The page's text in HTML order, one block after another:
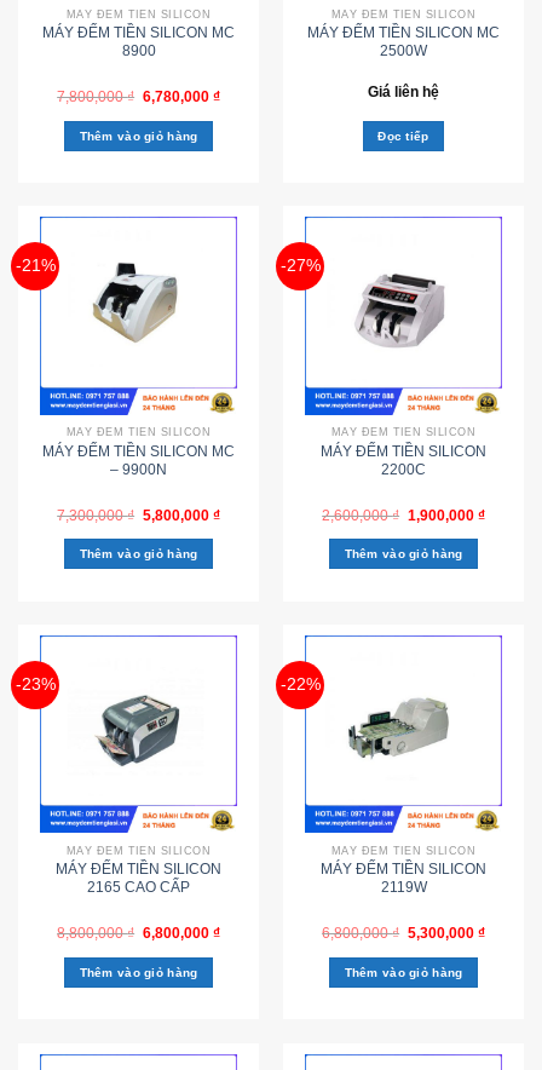
MÁY ĐẾM TIỀN SILICON
MÁY ĐẾM TIỀN SILICON MC
8900
7,800,000₫ 6,780,000 ₫
Thêm vào giỏ hàng
MÁY ĐẾM TIỀN SILICON
MÁY ĐẾM TIỀN SILICON MC
2500W
Giá liên hệ
Đọc tiếp
-21%
MÁY ĐẾM TIỀN SILICON
MÁY ĐẾM TIỀN SILICON MC
– 9900N
7,300,000₫ 5,800,000 ₫
Thêm vào giỏ hàng
-27%
MÁY ĐẾM TIỀN SILICON
MÁY ĐẾM TIỀN SILICON
2200C
2,600,000₫ 1,900,000 ₫
Thêm vào giỏ hàng
-23%
MÁY ĐẾM TIỀN SILICON
MÁY ĐẾM TIỀN SILICON
2165 CAO CẤP
8,800,000₫ 6,800,000 ₫
Thêm vào giỏ hàng
-22%
MÁY ĐẾM TIỀN SILICON
MÁY ĐẾM TIỀN SILICON
2119W
6,800,000₫ 5,300,000 ₫
Thêm vào giỏ hàng